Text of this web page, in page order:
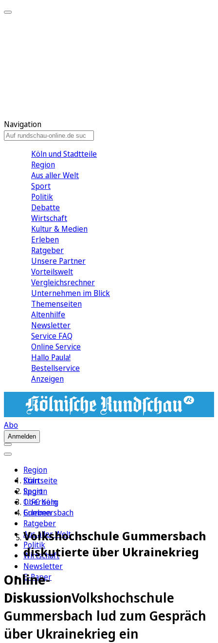
Navigation
Köln und Stadtteile
Region
Aus aller Welt
Sport
Politik
Debatte
Wirtschaft
Kultur & Medien
Erleben
Ratgeber
Unsere Partner
Vorteilswelt
Vergleichsrechner
Unternehmen im Blick
Themenseiten
Altenhilfe
Newsletter
Service FAQ
Online Service
Hallo Paula!
Bestellservice
Anzeigen
Abo
Anmelden
Region
Köln
Sport
1. FC Köln
Erleben
Ratgeber
Aus aller Welt
Politik
Wirtschaft
Newsletter
E-Paper
Startseite
Region
Oberberg
Gummersbach
Volkshochschule Gummersbach
diskutierte über Ukrainekrieg
Online-
DiskussionVolkshochschule
Gummersbach lud zum Gespräch
über Ukrainekrieg ein